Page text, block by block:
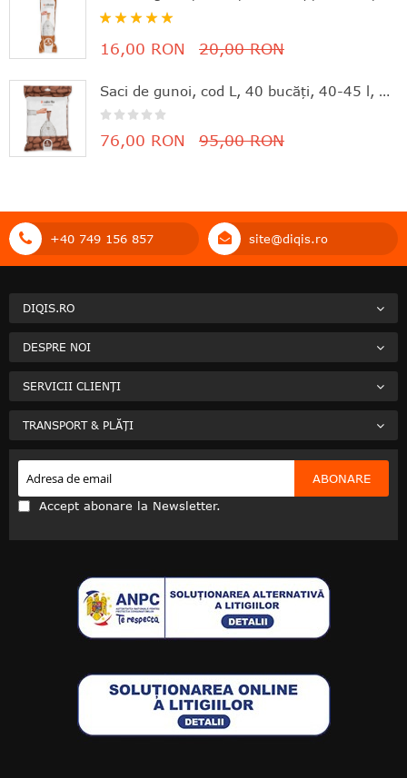
Rating:
16,00 RON 20,00 RON
Saci de gunoi, cod L, 40 bucăţi, 40-45 l, Brabantia - 8710755138645
76,00 RON 95,00 RON
+40 749 156 857 site@diqis.ro
DIQIS.RO
DESPRE NOI
SERVICII CLIENȚI
TRANSPORT & PLĂȚI
ABONARE
Accept abonare la Newsletter.